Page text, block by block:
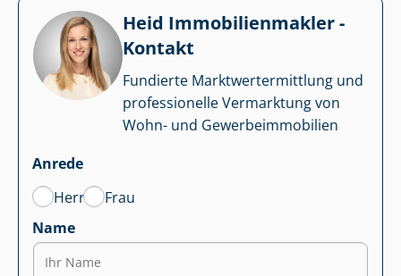
Heid Im­mo­bi­li­en­mak­ler -
Kontakt
Fundierte Markt­wert­ermitt­lung und
professionelle Vermarktung von
Wohn- und Ge­wer­be­im­mo­bi­li­en
Anrede
Herr
Frau
Name